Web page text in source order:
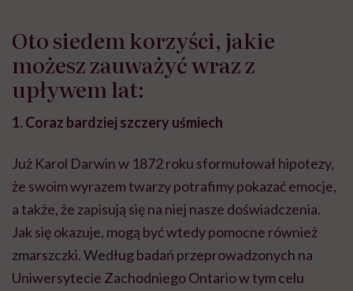
Oto siedem korzyści, jakie
możesz zauważyć wraz z
upływem lat:
1. Coraz bardziej szczery uśmiech
Już Karol Darwin w 1872 roku sformułował hipotezy,
że swoim wyrazem twarzy potrafimy pokazać emocje,
a także, że zapisują się na niej nasze doświadczenia.
Jak się okazuje, mogą być wtedy pomocne również
zmarszczki. Według badań przeprowadzonych na
Uniwersytecie Zachodniego Ontario w tym celu